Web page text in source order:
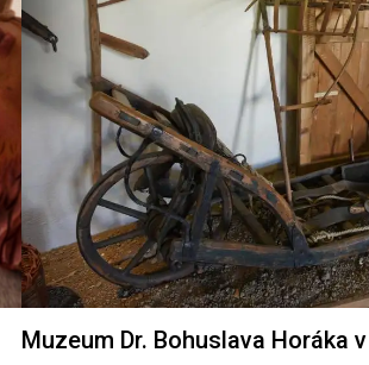
Muzeum Dr. Bohuslava Horáka